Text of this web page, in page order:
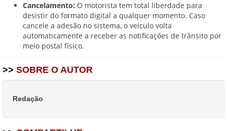
Cancelamento: O motorista tem total liberdade para
desistir do formato digital a qualquer momento. Caso
cancele a adesão no sistema, o veículo volta
automaticamente a receber as notificações de trânsito por
meio postal físico.
>> SOBRE O AUTOR
Redação